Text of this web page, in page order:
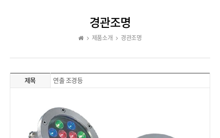
경관조명
제품소개 경관조명
제목 연출 조경등